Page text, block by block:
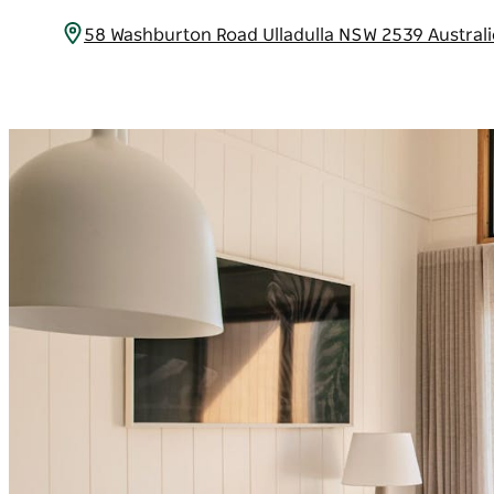
58 Washburton Road Ulladulla NSW 2539